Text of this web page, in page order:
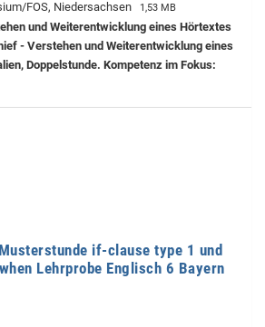
FOS, Niedersachsen 1,53 MB
und Weiterentwicklung eines Hörtextes
- Verstehen und Weiterentwicklung eines
Doppelstunde. Kompetenz im Fokus:
if-clause type 1 und
Lehrprobe Englisch 6 Bayern